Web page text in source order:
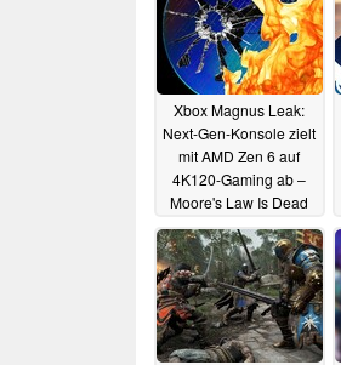
Xbox Magnus Leak:
Next-Gen-Konsole zielt
mit AMD Zen 6 auf
4K120-Gaming ab –
Moore's Law Is Dead
31.07.2025